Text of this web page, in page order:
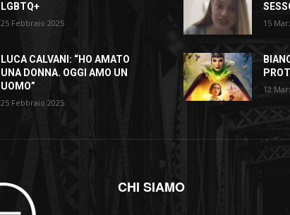
LGBTQ+
25 Febbraio 2025
LUCA CALVANI: “HO AMATO
UNA DONNA. OGGI AMO UN
UOMO”
25 Febbraio 2025
15
12
CHI SIAMO